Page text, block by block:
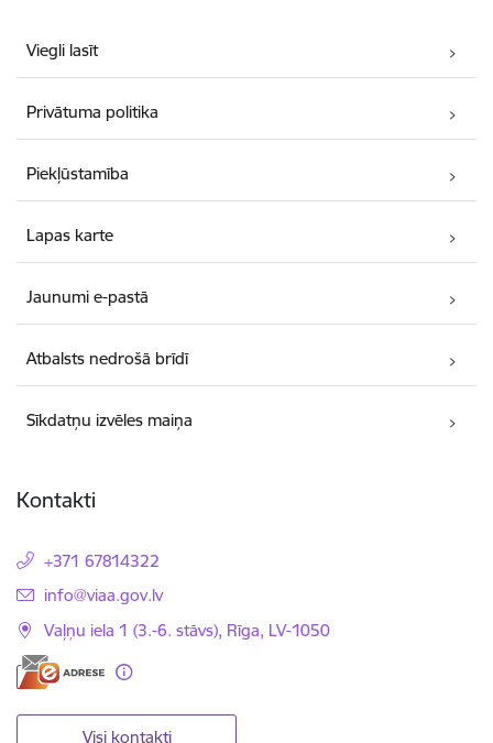
Viegli lasīt
Privātuma politika
Piekļūstamība
Lapas karte
Jaunumi e-pastā
Atbalsts nedrošā brīdī
Sīkdatņu izvēles maiņa
Kontakti
+371 67814322
E-pasts:
info@viaa.gov.lv
Vaļņu iela 1 (3.-6. stāvs), Rīga, LV-1050
Visi kontakti